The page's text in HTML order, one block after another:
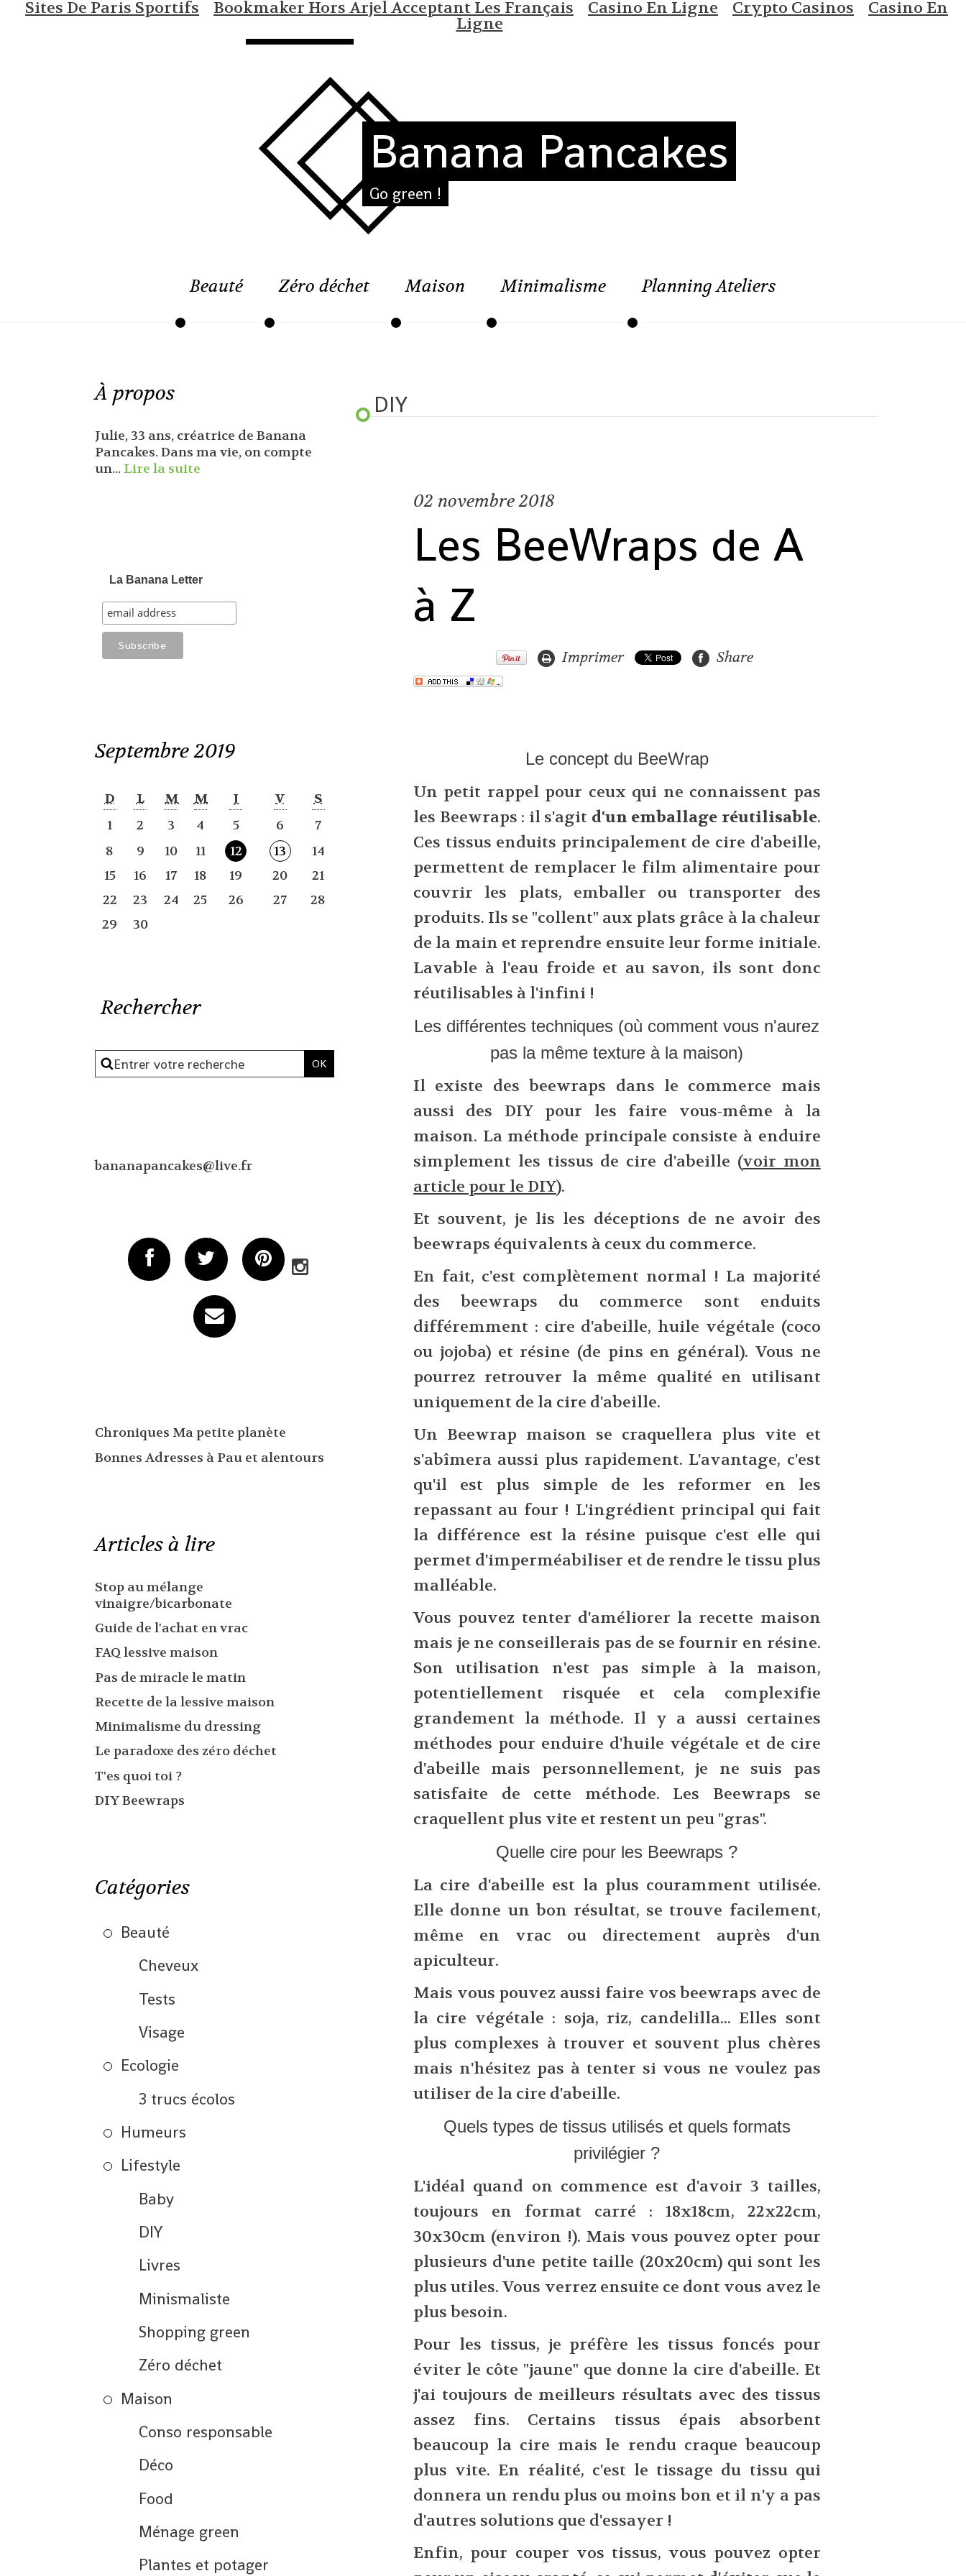
Sites De Paris Sportifs Bookmaker Hors Arjel Acceptant Les Français Casino En Ligne Crypto Casinos Casino En
Ligne
Banana Pancakes
Go green !
Beauté Zéro déchet Maison Minimalisme Planning Ateliers
À propos
Julie, 33 ans, créatrice de Banana
Pancakes. Dans ma vie, on compte
un... Lire la suite
La Banana Letter
Septembre 2019
D L M M J V
S
1
2 3 4 5 6
7
8
9 10 11 12 13
14
15
16 17 18 19 20
21
22
23 24 25 26 27
28
29
30
Rechercher
bananapancakes@live.fr
Chroniques Ma petite planète
Bonnes Adresses à Pau et alentours
Articles à lire
Stop au mélange
vinaigre/bicarbonate
Guide de l'achat en vrac
FAQ lessive maison
Pas de miracle le matin
Recette de la lessive maison
Minimalisme du dressing
Le paradoxe des zéro déchet
T'es quoi toi ?
DIY Beewraps
Catégories
Beauté
Cheveux
Tests
Visage
Ecologie
3 trucs écolos
Humeurs
Lifestyle
Baby
DIY
Livres
Minismaliste
Shopping green
Zéro déchet
Maison
Conso responsable
Déco
Food
Ménage green
Plantes et potager
DIY
02 novembre 2018
Les BeeWraps de A
à Z
Imprimer Share
Le concept du BeeWrap
Un petit rappel pour ceux qui ne connaissent pas
les Beewraps : il s'agit d'un emballage réutilisable.
Ces tissus enduits principalement de cire d'abeille,
permettent de remplacer le film alimentaire pour
couvrir les plats, emballer ou transporter des
produits. Ils se "collent" aux plats grâce à la chaleur
de la main et reprendre ensuite leur forme initiale.
Lavable à l'eau froide et au savon, ils sont donc
réutilisables à l'infini !
Les différentes techniques (où comment vous n'aurez
pas la même texture à la maison)
Il existe des beewraps dans le commerce mais
aussi des DIY pour les faire vous-même à la
maison. La méthode principale consiste à enduire
simplement les tissus de cire d'abeille (voir mon
article pour le DIY).
Et souvent, je lis les déceptions de ne avoir des
beewraps équivalents à ceux du commerce.
En fait, c'est complètement normal ! La majorité
des beewraps du commerce sont enduits
différemment : cire d'abeille, huile végétale (coco
ou jojoba) et résine (de pins en général). Vous ne
pourrez retrouver la même qualité en utilisant
uniquement de la cire d'abeille.
Un Beewrap maison se craquellera plus vite et
s'abîmera aussi plus rapidement. L'avantage, c'est
qu'il est plus simple de les reformer en les
repassant au four ! L'ingrédient principal qui fait
la différence est la résine puisque c'est elle qui
permet d'imperméabiliser et de rendre le tissu plus
malléable.
Vous pouvez tenter d'améliorer la recette maison
mais je ne conseillerais pas de se fournir en résine.
Son utilisation n'est pas simple à la maison,
potentiellement risquée et cela complexifie
grandement la méthode. Il y a aussi certaines
méthodes pour enduire d'huile végétale et de cire
d'abeille mais personnellement, je ne suis pas
satisfaite de cette méthode. Les Beewraps se
craquellent plus vite et restent un peu "gras".
Quelle cire pour les Beewraps ?
La cire d'abeille est la plus couramment utilisée.
Elle donne un bon résultat, se trouve facilement,
même en vrac ou directement auprès d'un
apiculteur.
Mais vous pouvez aussi faire vos beewraps avec de
la cire végétale : soja, riz, candelilla... Elles sont
plus complexes à trouver et souvent plus chères
mais n'hésitez pas à tenter si vous ne voulez pas
utiliser de la cire d'abeille.
Quels types de tissus utilisés et quels formats
privilégier ?
L'idéal quand on commence est d'avoir 3 tailles,
toujours en format carré : 18x18cm, 22x22cm,
30x30cm (environ !). Mais vous pouvez opter pour
plusieurs d'une petite taille (20x20cm) qui sont les
plus utiles. Vous verrez ensuite ce dont vous avez le
plus besoin.
Pour les tissus, je préfère les tissus foncés pour
éviter le côte "jaune" que donne la cire d'abeille. Et
j'ai toujours de meilleurs résultats avec des tissus
assez fins. Certains tissus épais absorbent
beaucoup la cire mais le rendu craque beaucoup
plus vite. En réalité, c'est le tissage du tissu qui
donnera un rendu plus ou moins bon et il n'y a pas
d'autres solutions que d'essayer !
Enfin, pour couper vos tissus, vous pouvez opter